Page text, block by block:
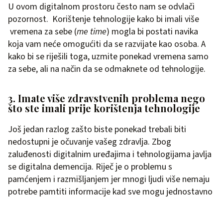
U ovom digitalnom prostoru često nam se odvlači
pozornost. Korištenje tehnologije kako bi imali više
vremena za sebe (me time) mogla bi postati navika
koja vam neće omogućiti da se razvijate kao osoba. A
kako bi se riješili toga, uzmite ponekad vremena samo
za sebe, ali na način da se odmaknete od tehnologije.
3. Imate više zdravstvenih problema nego
što ste imali prije korištenja tehnologije
Još jedan razlog zašto biste ponekad trebali biti
nedostupni je očuvanje vašeg zdravlja. Zbog
zaluđenosti digitalnim uređajima i tehnologijama javlja
se digitalna demencija. Riječ je o problemu s
pamćenjem i razmišljanjem jer mnogi ljudi više nemaju
potrebe pamtiti informacije kad sve mogu jednostavno